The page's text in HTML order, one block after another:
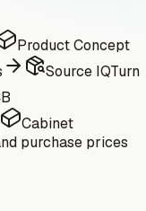
Product Concept
Source IQTurn
Cabinet
purchase prices